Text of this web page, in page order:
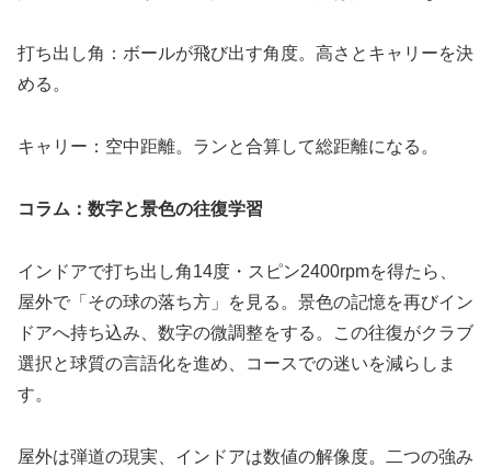
打ち出し角：ボールが飛び出す角度。高さとキャリーを決
める。
キャリー：空中距離。ランと合算して総距離になる。
コラム：数字と景色の往復学習
インドアで打ち出し角14度・スピン2400rpmを得たら、
屋外で「その球の落ち方」を見る。景色の記憶を再びイン
ドアへ持ち込み、数字の微調整をする。この往復がクラブ
選択と球質の言語化を進め、コースでの迷いを減らしま
す。
屋外は弾道の現実、インドアは数値の解像度。二つの強み